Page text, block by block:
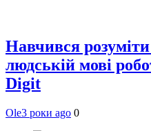
Навчився
людській мові
Digit
Ole3 роки ago 0